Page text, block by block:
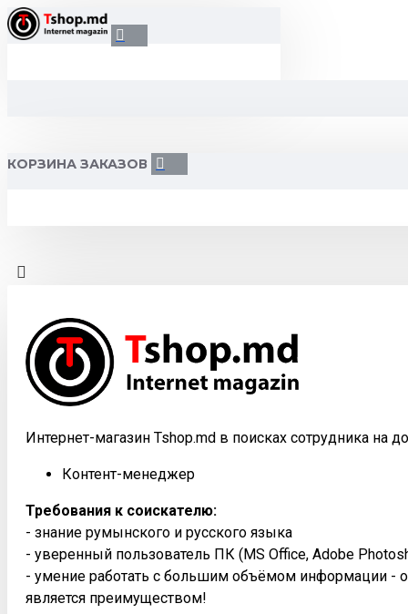
КОРЗИНА ЗАКАЗОВ
Интернет-магазин Tshop.md в поисках сотрудника на
Контент-менеджер
Требования к соискателю:
- знание румынского и русского языка
- уверенный пользователь ПК (MS Office, Adobe
- умение работать с большим объёмом информации -
является преимуществом!